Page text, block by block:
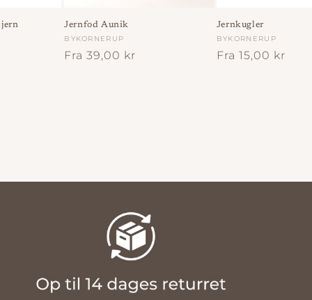
Jernfod Aunik
Forhandler:
BYKORNERUP
Normalpris
Fra 39,00 kr
Jernkugler
Forhandler:
BYKORNERUP
Normalpris
Fra 15,00 kr